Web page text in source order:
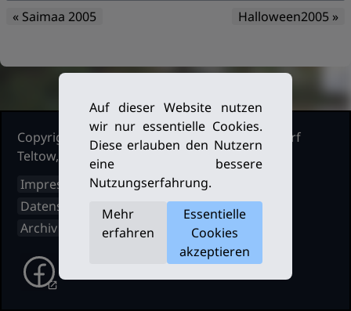
« Saimaa 2005 Halloween2005 »
Copyright Ruderclub Kleinmachnow Stahnsdorf
Teltow, 2026. Alle Rechte vorbehalten.
Impressum
Datenschutz
Archiv
Auf dieser Website nutzen
wir nur essentielle Cookies.
Diese erlauben den Nutzern
eine bessere
Nutzungserfahrung.
Mehr
erfahren
Essentielle
Cookies
akzeptieren